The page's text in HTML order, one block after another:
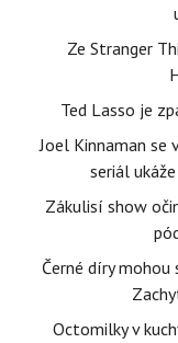
Ze Stranger
Ted Lasso je
Joel Kinnaman se
seriál
Zákulisí show
Černé díry
Octomilky v